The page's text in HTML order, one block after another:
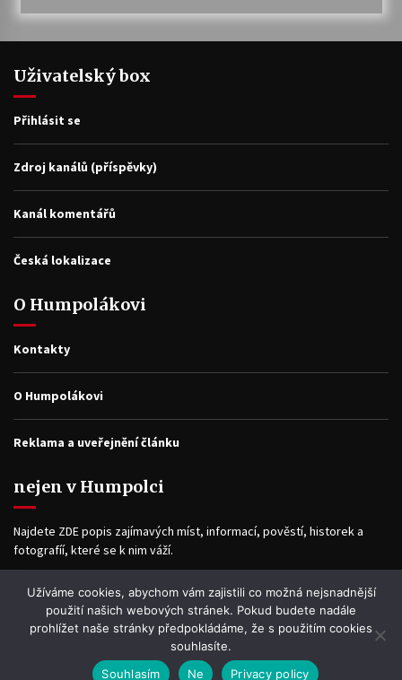
Uživatelský box
Přihlásit se
Zdroj kanálů (příspěvky)
Kanál komentářů
Česká lokalizace
O Humpolákovi
Kontakty
O Humpolákovi
Reklama a uveřejnění článku
nejen v Humpolci
Najdete ZDE popis zajímavých míst, informací, pověstí, historek a
fotografíí, které se k nim váží.
Facebook
Užíváme cookies, abychom vám zajistili co možná nejsnadnější
použití našich webových stránek. Pokud budete nadále
prohlížet naše stránky předpokládáme, že s použitím cookies
souhlasíte.
Souhlasím
Ne Privacy policy